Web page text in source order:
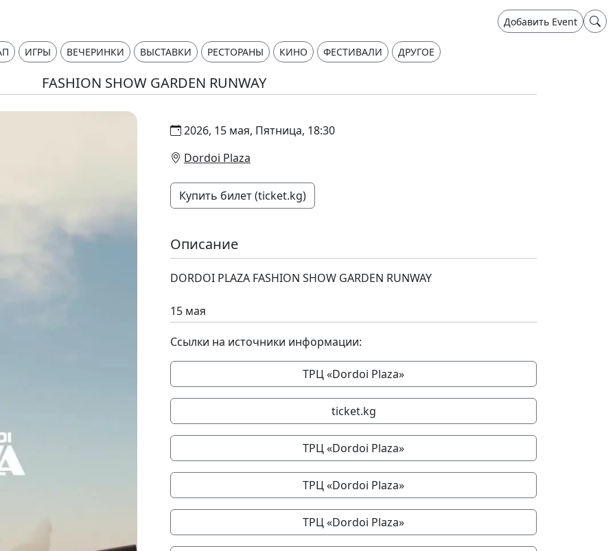
Добавить Event
ИГРЫ ВЕЧЕРИНКИ ВЫСТАВКИ РЕСТОРАНЫ КИНО ФЕСТИВАЛИ ДРУГОЕ
FASHION SHOW GARDEN RUNWAY
2026, 15 мая, Пятница, 18:30
Dordoi Plaza
Купить билет (ticket.kg)
Описание
DORDOI PLAZA FASHION SHOW GARDEN RUNWAY
15 мая
Ссылки на источники информации:
ТРЦ «Dordoi Plaza»
ticket.kg
ТРЦ «Dordoi Plaza»
ТРЦ «Dordoi Plaza»
ТРЦ «Dordoi Plaza»